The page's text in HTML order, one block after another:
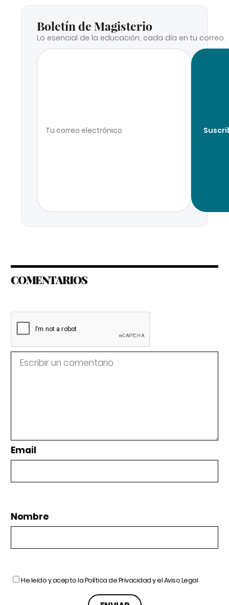
Boletín de Magisterio
Lo esencial de la educación, cada día en tu correo.
COMENTARIOS
Email
Nombre
He leído y acepto laPolítica de Privacidady elAviso Legal